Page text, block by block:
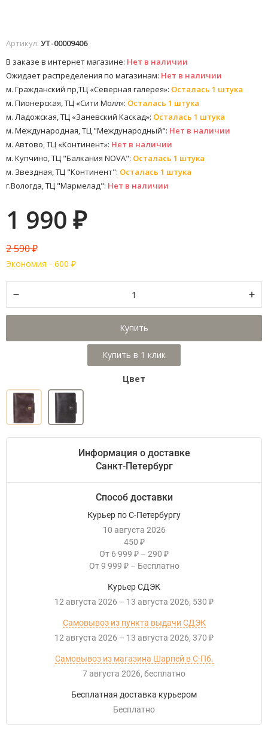
Артикул: УТ-00009406
В заказе в интернет магазине: Нет в наличии
Ожидает распределения по магазинам: Нет в наличии
м. Гражданский пр,ТЦ «Северная галерея»: Осталась 1 штука
м. Пионерская, ТЦ «Сити Молл»: Осталась 1 штука
м. Ладожская, ТЦ «Заневский Каскад»: Осталась 1 штука
м. Международная, ТЦ "Международный": Нет в наличии
м. Автово, ТЦ «Континент»: Нет в наличии
м. Купчино, ТЦ "Балкания NOVA": Осталась 1 штука
м. Звездная, ТЦ "Континент": Осталась 1 штука
г.Вологда, ТЦ "Мармелад": Нет в наличии
1 990 ₽
2 590₽
Экономия - 600 ₽
Купить
Цвет
Информация о доставке
Санкт-Петербург
Способ доставки
Курьер по С-Петербургу
10 августа 2026
450 ₽
От 6 999 ₽ – 290 ₽
От 9 999 ₽ – Бесплатно
Курьер СДЭК
12 августа 2026 – 13 августа 2026 530 ₽
Самовывоз из пункта выдачи СДЭК
12 августа 2026 – 13 августа 2026 370 ₽
Самовывоз из магазина Шарпей в С-Пб.
7 августа 2026
Бесплатно
Бесплатная доставка курьером
Бесплатно